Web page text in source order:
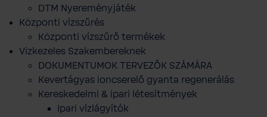
DTM Nyereményjáték
Központi vízszűrés
Központi vízszűrő termékek
Vizkezeles Szakembereknek
DOKUMENTUMOK TERVEZŐK SZÁMÁRA
Kevertágyas ioncserelő gyanta regenerálás
Kereskedelmi & ipari létesítmények
Ipari vízlágyítók